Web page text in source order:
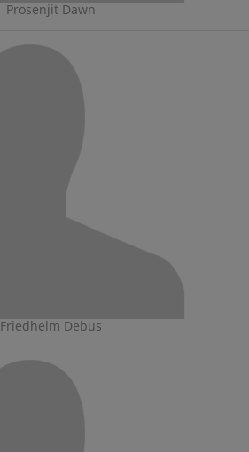
Prosenjit Dawn
Friedhelm Debus